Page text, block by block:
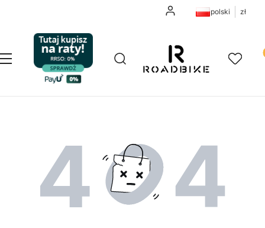
Zaloguj siępolski zł
Menu Otwórz wyszukiwarkę
Szukaj Ulubione